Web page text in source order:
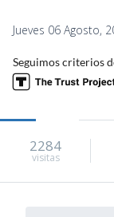
Jueves 06 Agosto,
Seguimos criterios
2284
visitas